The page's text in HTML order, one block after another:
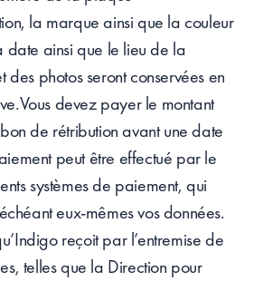
la marque ainsi que la couleur
date ainsi que le lieu de la
des photos seront conservées en
devez payer le montant
de rétribution avant une date
peut être effectué par le
systèmes de paiement, qui
eux-mêmes vos données.
reçoit par l’entremise de
telles que la Direction pour